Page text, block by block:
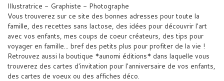
Illustratrice - Graphiste - Photographe
Vous trouverez sur ce site des bonnes adresses pour toute la
famille, des recettes sans lactose, des idées pour découvrir l'art
avec vos enfants, mes coups de coeur créateurs, des tips pour
voyager en famille... bref des petits plus pour profiter de la vie !
Retrouvez aussi la boutique *aunomi éditions* dans laquelle vous
trouverez des cartes d'invitation pour l'anniversaire de vos enfants,
des cartes de voeux ou des affiches déco.